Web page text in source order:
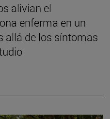
alivian el
enferma en un
allá de los síntomas